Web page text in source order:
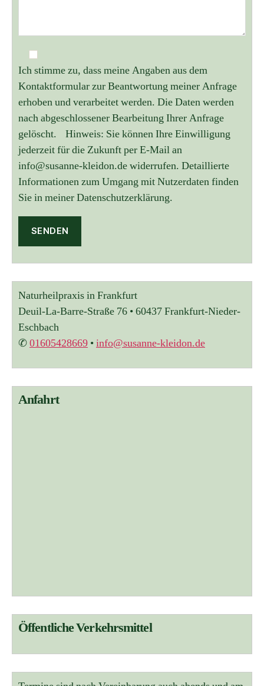
Ich stimme zu, dass meine Angaben aus dem
Kontaktformular zur Beantwortung meiner Anfrage
erhoben und verarbeitet werden. Die Daten werden
nach abgeschlossener Bearbeitung Ihrer Anfrage
gelöscht. Hinweis: Sie können Ihre Einwilligung
jederzeit für die Zukunft per E-Mail an
info@susanne-kleidon.de widerrufen. Detaillierte
Informationen zum Umgang mit Nutzerdaten finden
Sie in meiner Datenschutzerklärung.
A
e
r
n
a
t
v
Naturheilpraxis in Frankfurt
Deuil-La-Barre-Straße 76 • 60437 Frankfurt-Nieder-
Eschbach
✆01605428669 •info@susanne-kleidon.de
Anfahrt
Öffentliche Verkehrsmittel